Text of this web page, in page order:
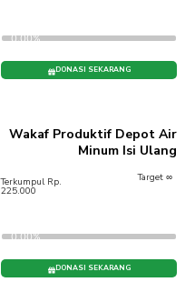
0.00%
DONASI SEKARANG
Wakaf Produktif Depot Air
Minum Isi Ulang
Terkumpul Rp.
225.000
Target ∞
0.00%
DONASI SEKARANG